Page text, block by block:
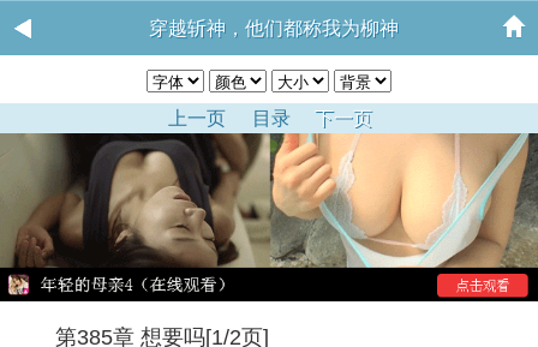
穿越斩神，他们都称我为柳神
上一页 目录 下一页
第385章 想要吗[1/2页]